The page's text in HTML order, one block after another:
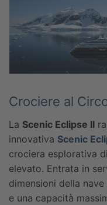
Crociere al
La Scenic Eclipse II
innovativa Scenic
crociera esplorativa
elevato. Entrata in
dimensioni della
e una capacità